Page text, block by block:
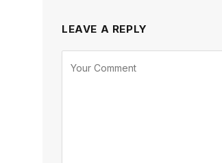
LEAVE A REPLY